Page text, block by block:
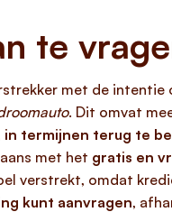
te
met de
. Dit omvat
in termijnen terug te
met het gratis en
verstrekt, omdat
kunt aanvragen,